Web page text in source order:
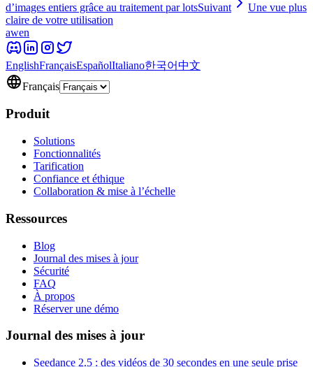
d’images entiers grâce au traitement par lotsSuivant
Une vue plus
claire de votre utilisation
awen
EnglishFrançaisEspañolItaliano한국어中文
Français
Produit
Solutions
Fonctionnalités
Tarification
Confiance et éthique
Collaboration & mise à l’échelle
Ressources
Blog
Journal des mises à jour
Sécurité
FAQ
À propos
Réserver une démo
Journal des mises à jour
Seedance 2.5 : des vidéos de 30 secondes en une seule prise